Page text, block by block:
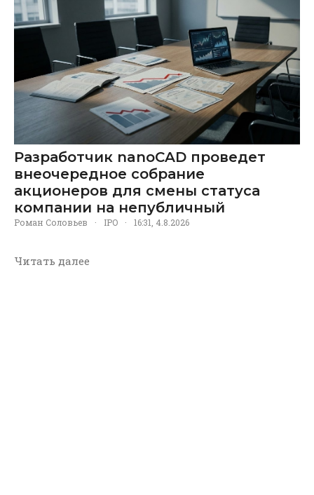
Разработчик nanoCAD проведет
внеочередное собрание
акционеров для смены статуса
компании на непубличный
Роман Соловьев · IPO · 16:31, 4.8.2026
Читать далее